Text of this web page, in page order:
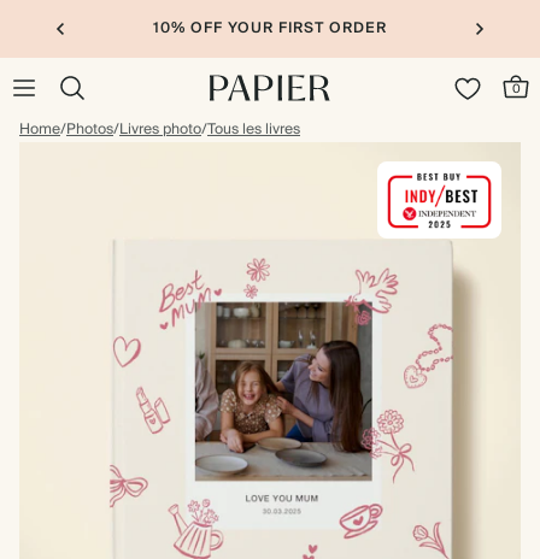
10% OFF YOUR FIRST ORDER
0
Home/Photos/Livres photo/Tous les livres